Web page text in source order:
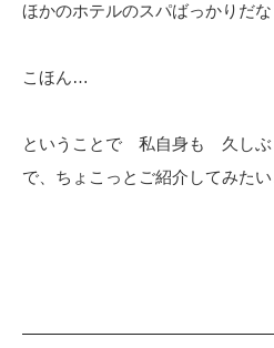
ほかのホテルのスパばっかりだな
こほん…
ということで 私自身も 久しぶ
で、ちょこっとご紹介してみた